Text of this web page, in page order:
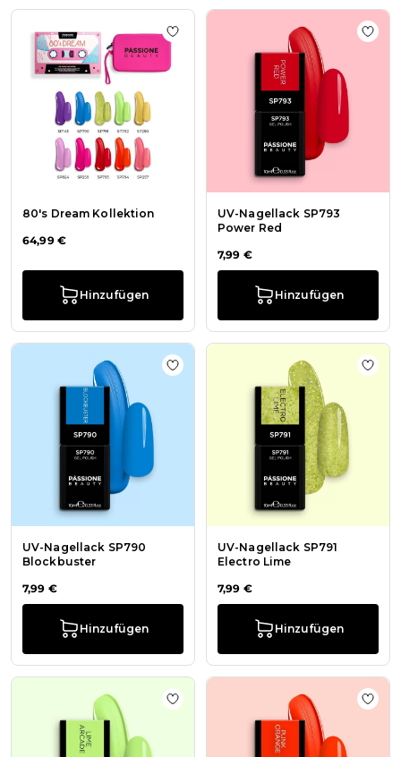
80's Dream Kollektion
64,99 €
Hinzufügen
Zur Wunschliste hinzufügen 80's
UV-Nagellack SP793
Power Red
7,99 €
Hinzufügen
Zur
UV-Nagellack SP790
Blockbuster
7,99 €
Hinzufügen
Zur Wunschliste hinzufügen UV-
UV-Nagellack SP791
Electro Lime
7,99 €
Hinzufügen
Zur
Zur Wunschliste hinzufügen UV-Zur